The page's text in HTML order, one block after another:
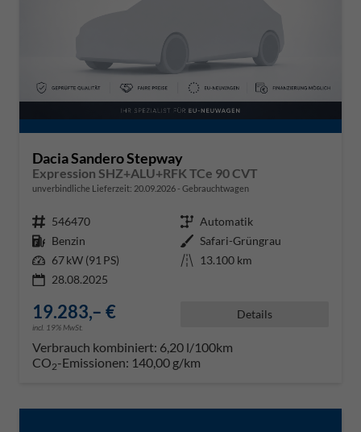
Dacia Sandero Stepway
Expression SHZ+ALU+RFK TCe 90 CVT
unverbindliche Lieferzeit: 20.09.2026 Gebrauchtwagen
Fahrzeugnr. 546470 Getriebe Automatik
Kraftstoff Benzin Außenfarbe Safari-Grüngrau
Leistung 67 kW (91 PS) Kilometerstand 13.100 km
28.08.2025
19.283,– €
incl. 19% MwSt.
Details
Verbrauch kombiniert: 6,20 l/100km
CO2-Emissionen: 140,00 g/km